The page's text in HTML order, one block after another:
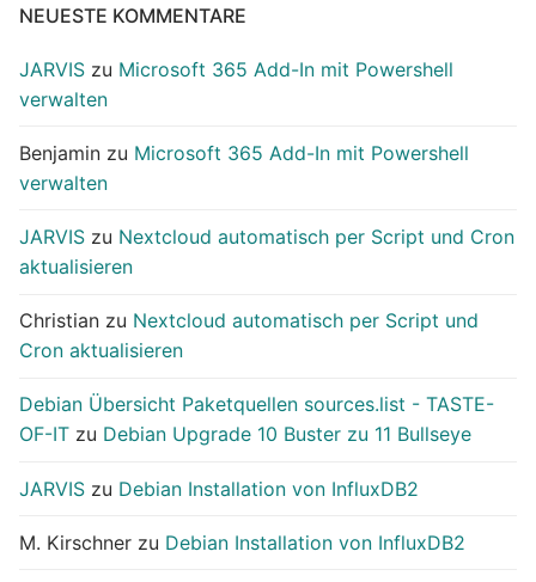
NEUESTE KOMMENTARE
JARVIS zu Microsoft 365 Add-In mit Powershell
verwalten
Benjamin zu Microsoft 365 Add-In mit Powershell
verwalten
JARVIS zu Nextcloud automatisch per Script und Cron
aktualisieren
Christian zu Nextcloud automatisch per Script und
Cron aktualisieren
Debian Übersicht Paketquellen sources.list - TASTE-
OF-IT zu Debian Upgrade 10 Buster zu 11 Bullseye
JARVIS zu Debian Installation von InfluxDB2
M. Kirschner zu Debian Installation von InfluxDB2